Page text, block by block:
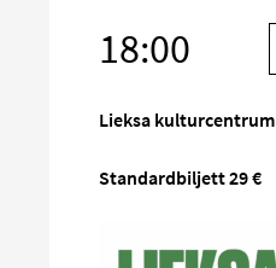
18:00
sociala
Lieksa kulturcentrum
Standardbiljett 29 €